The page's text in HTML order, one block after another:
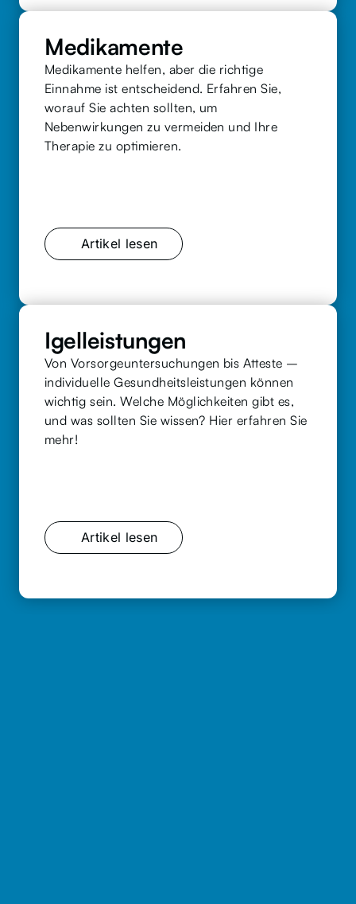
Medikamente
Medikamente helfen, aber die richtige
Einnahme ist entscheidend. Erfahren Sie,
worauf Sie achten sollten, um
Nebenwirkungen zu vermeiden und Ihre
Therapie zu optimieren.
Artikel lesen
Igelleistungen
Von Vorsorgeuntersuchungen bis Atteste –
individuelle Gesundheitsleistungen können
wichtig sein. Welche Möglichkeiten gibt es,
und was sollten Sie wissen? Hier erfahren Sie
mehr!
Artikel lesen